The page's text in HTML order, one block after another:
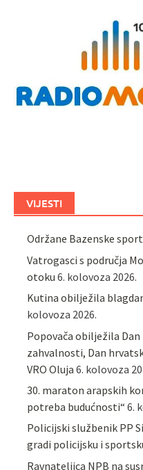
VIJESTI
Održane Bazenske
Vatrogasci s područja
otoku 6. kolovoza 2026.
Kutina obilježila
kolovoza 2026.
Popovača obilježila
zahvalnosti, Dan
VRO Oluja 6. kolovoza
30. maraton arapskih
potreba budućnosti“ 6.
Policijski službenik PP
gradi policijsku i
Ravnateljica NPB na